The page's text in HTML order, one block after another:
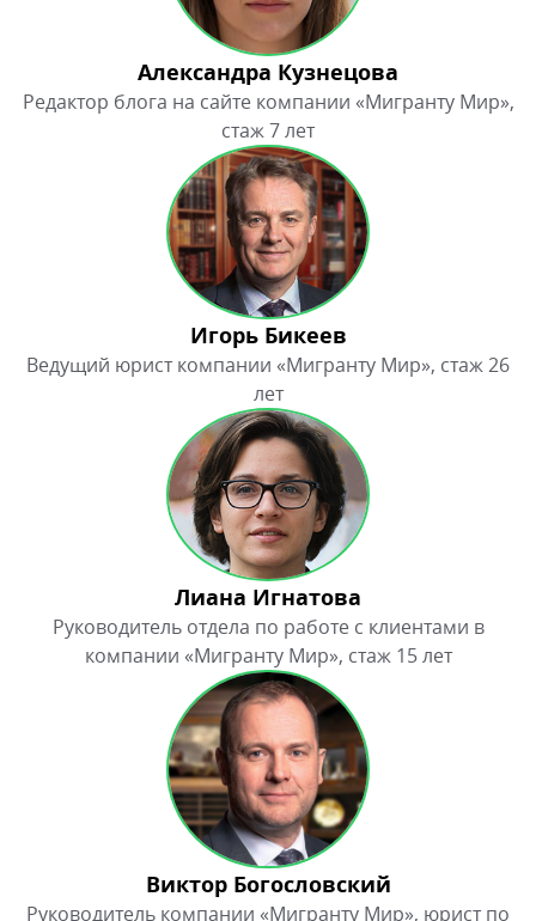
Александра Кузнецова
Редактор блога на сайте компании «Мигранту Мир»,
стаж 7 лет
Игорь Бикеев
Ведущий юрист компании «Мигранту Мир», стаж 26
лет
Лиана Игнатова
Руководитель отдела по работе с клиентами в
компании «Мигранту Мир», стаж 15 лет
Виктор Богословский
Руководитель компании «Мигранту Мир», юрист по